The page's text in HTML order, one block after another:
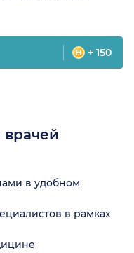
+ 150
врачей
в удобном
в рамках